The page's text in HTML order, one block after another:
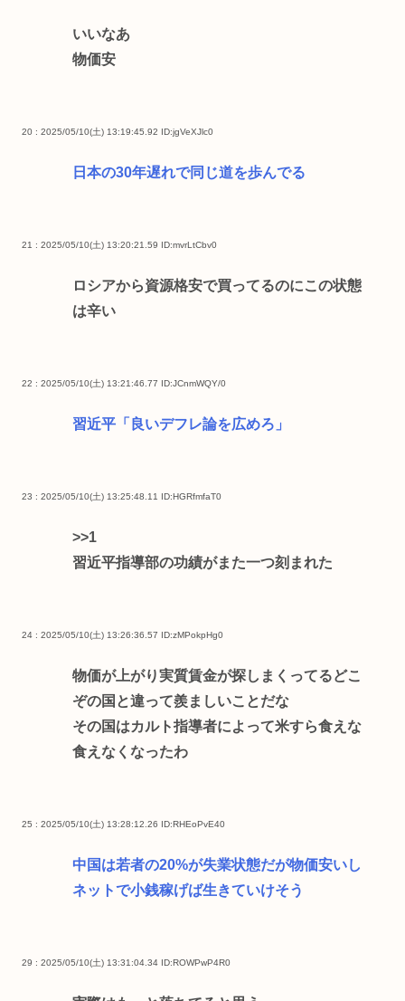
いいなあ
物価安
20 : 2025/05/10(土) 13:19:45.92 ID:jgVeXJlc0
日本の30年遅れで同じ道を歩んでる
21 : 2025/05/10(土) 13:20:21.59 ID:mvrLtCbv0
ロシアから資源格安で買ってるのにこの状態
は辛い
22 : 2025/05/10(土) 13:21:46.77 ID:JCnmWQY/0
習近平「良いデフレ論を広めろ」
23 : 2025/05/10(土) 13:25:48.11 ID:HGRfmfaT0
>>1
習近平指導部の功績がまた一つ刻まれた
24 : 2025/05/10(土) 13:26:36.57 ID:zMPokpHg0
物価が上がり実質賃金が探しまくってるどこ
ぞの国と違って羨ましいことだな
その国はカルト指導者によって米すら食えな
食えなくなったわ
25 : 2025/05/10(土) 13:28:12.26 ID:RHEoPvE40
中国は若者の20%が失業状態だが物価安いし
ネットで小銭稼げば生きていけそう
29 : 2025/05/10(土) 13:31:04.34 ID:ROWPwP4R0